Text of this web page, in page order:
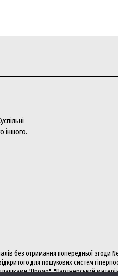
іншого.
без отримання попередньої згоди
для пошукових систем
"Промо", "Партнерський